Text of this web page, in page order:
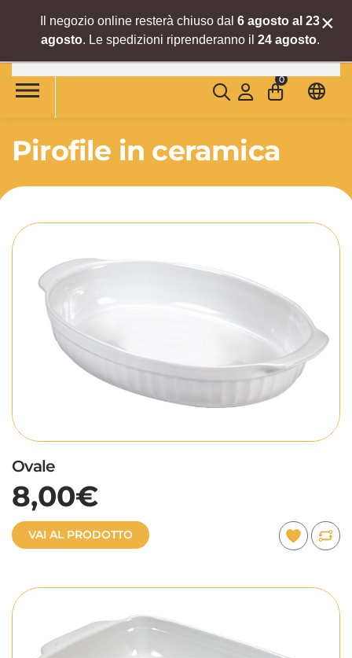
Skip to main content
0
Pirofile in ceramica
Ovale
8,00€
VAI AL PRODOTTO
×
Il negozio online resterà chiuso dal 6 agosto al 23
agosto. Le spedizioni riprenderanno il 24 agosto.